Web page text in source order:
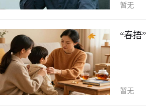
暂无
“春捂
暂无